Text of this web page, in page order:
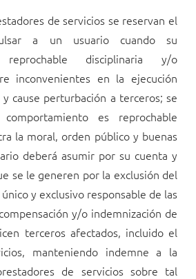
de servicios se reservan el
a un usuario cuando su
reprochable disciplinaria y/o
inconvenientes en la ejecución
cause perturbación a terceros; se
es reprochable
la moral, orden público y buenas
deberá asumir por su cuenta y
se le generen por la exclusión del
y exclusivo responsable de las
y/o indemnización de
terceros afectados, incluido el
manteniendo indemne a la
de servicios sobre tal